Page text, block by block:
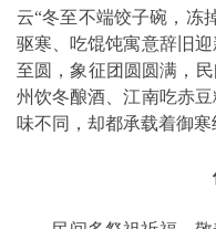
云“冬至不端饺子碗，冻
驱寒、吃馄饨寓意辞旧
至圆，象征团圆圆满，
州饮冬酿酒、江南吃赤
味不同，却都承载着御寒